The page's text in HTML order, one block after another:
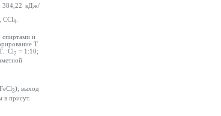
кДж/
ССl 4
спиртами и
Т.
:Сl2 = 1:10;
3); выход
в присут.